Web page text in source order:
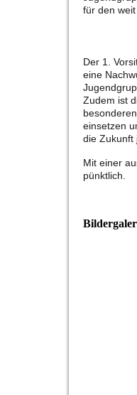
für den
Der 1.
eine
Zudem ist
einsetzen
die Zukunft
Mit einer
pünktlich.